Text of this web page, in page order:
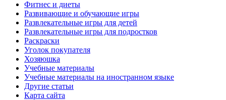
Фитнес и диеты
Развивающие и обучающие игры
Развлекательные игры для детей
Развлекательные игры для подростков
Раскраски
Уголок покупателя
Хозяюшка
Учебные материалы
Учебные материалы на иностранном языке
Другие статьи
Карта сайта